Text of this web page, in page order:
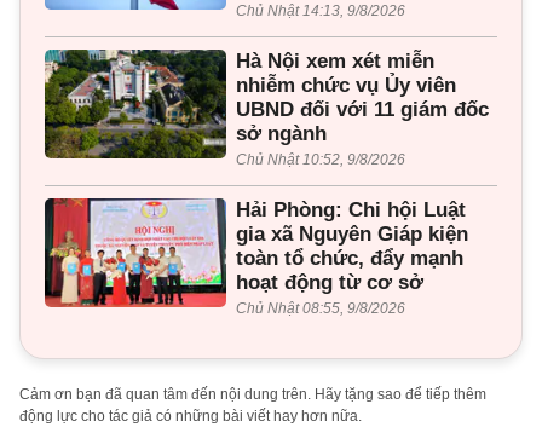
Chủ Nhật 14:13, 9/8/2026
Hà Nội xem xét miễn
nhiễm chức vụ Ủy viên
UBND đối với 11 giám đốc
sở ngành
Chủ Nhật 10:52, 9/8/2026
Hải Phòng: Chi hội Luật
gia xã Nguyên Giáp kiện
toàn tổ chức, đẩy mạnh
hoạt động từ cơ sở
Chủ Nhật 08:55, 9/8/2026
Cảm ơn bạn đã quan tâm đến nội dung trên. Hãy tặng sao để tiếp thêm
động lực cho tác giả có những bài viết hay hơn nữa.